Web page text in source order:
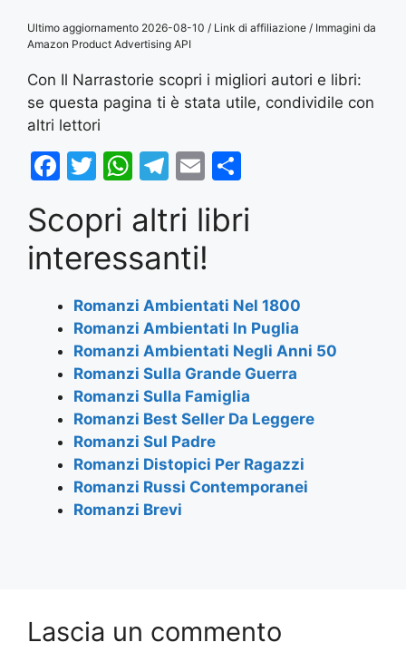
Ultimo aggiornamento 2026-08-10 / Link di affiliazione / Immagini da
Amazon Product Advertising API
Con Il Narrastorie scopri i migliori autori e libri:
se questa pagina ti è stata utile, condividile con
altri lettori
F
c
e
b
o
o
k
T
itt
er
W
at
s
A
p
p
T
e
gr
a
m
E
ai
l
ar
Scopri altri libri
interessanti!
Romanzi Ambientati Nel 1800
Romanzi Ambientati In Puglia
Romanzi Ambientati Negli Anni 50
Romanzi Sulla Grande Guerra
Romanzi Sulla Famiglia
Romanzi Best Seller Da Leggere
Romanzi Sul Padre
Romanzi Distopici Per Ragazzi
Romanzi Russi Contemporanei
Romanzi Brevi
Lascia un commento